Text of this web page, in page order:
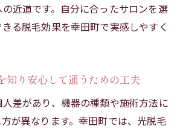
近道です。自分に合ったサロンを選
る脱毛効果を幸田町で実感しやすく
知り安心して通うための工夫
差があり、機器の種類や施術方法に
が異なります。幸田町では、光脱毛